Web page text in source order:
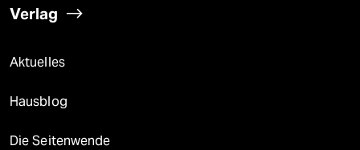
Verlag
Aktuelles
Hausblog
Die Seitenwende